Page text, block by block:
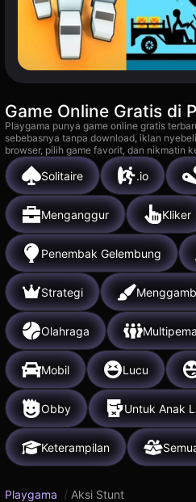
Game Online Gratis di
Playgama punya game online gratis
sebebasnya tanpa download, iklan
browser, pilih game favorit, dan nikmatin
Solitaire .io
Menganggur Kliker
Penembak Gelembung
Strategi
Olahraga
Mobil Lucu
Obby Untuk Anak
Keterampilan
Playgama / Aksi Stunt